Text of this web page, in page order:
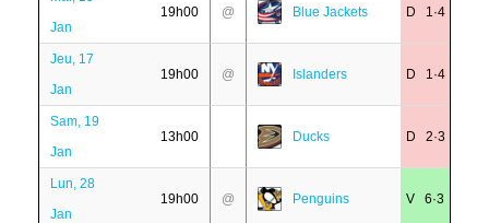
Jan
19h00 @ Blue Jackets D 1·4
Jeu, 17
Jan
19h00 @ Islanders D 1·4
Sam, 19
Jan
13h00 Ducks D 2·3
Lun, 28
Jan
19h00 @ Penguins V 6·3